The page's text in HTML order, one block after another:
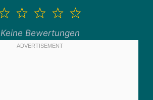
5
4
Sterne
3
Sterne
2
Sterne
1
Stern
Keine Bewertungen